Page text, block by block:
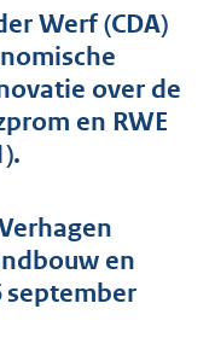
n
e
Werf (CDA)
over de
en RWE
en
september